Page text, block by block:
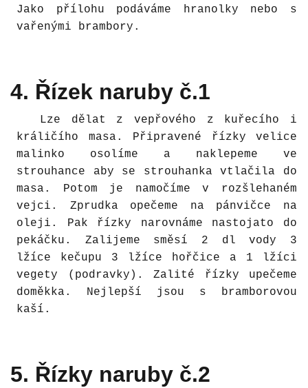
Jako přílohu podáváme hranolky nebo s
vařenými brambory.
4. Řízek naruby č.1
Lze dělat z vepřového z kuřecího i
králičího masa. Připravené řízky velice
malinko osolíme a naklepeme ve
strouhance aby se strouhanka vtlačila do
masa. Potom je namočíme v rozšlehaném
vejci. Zprudka opečeme na pánvičce na
oleji. Pak řízky narovnáme nastojato do
pekáčku. Zalijeme směsí 2 dl vody 3
lžíce kečupu 3 lžíce hořčice a 1 lžíci
vegety (podravky). Zalité řízky upečeme
doměkka. Nejlepší jsou s bramborovou
kaší.
5. Řízky naruby č.2